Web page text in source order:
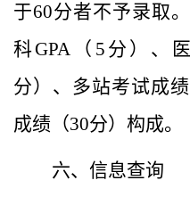
于60分者不予录取
科GPA （ 5 分）、
分） 、多站考试成绩
成绩 （30分） 构成。
六、 信息查询